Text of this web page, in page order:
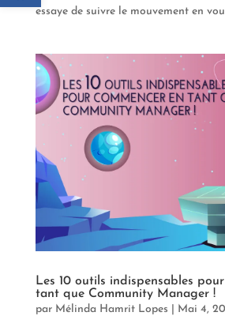
essaye de suivre le mouvement en
Les 10 outils indispensables
tant que Community Manager !
par Mélinda Hamrit Lopes Mai 4,